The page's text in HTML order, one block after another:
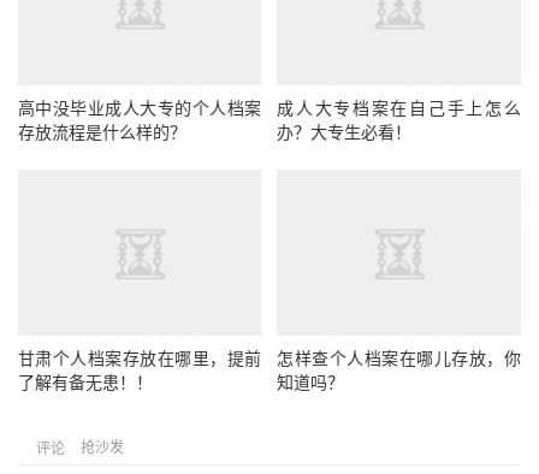
高中没毕业成人大专的个人档案
存放流程是什么样的？
成人大专档案在自己手上怎么
办？大专生必看！
甘肃个人档案存放在哪里，提前
了解有备无患！！
怎样查个人档案在哪儿存放，你
知道吗？
评论 抢沙发